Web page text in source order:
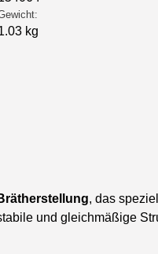
kg
, das
und gleichmäßige